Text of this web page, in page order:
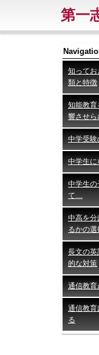
第一
知ってお
類と特徴
知能教育
響させら
中学受験
中学生に
中学生の
て…
中高を分
るかの選
長文の英
的な対策
通信教育
通信教育
る